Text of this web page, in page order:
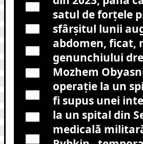
satul de forțele
sfârșitul lunii
abdomen, ficat,
genunchiului
Mozhem
operație la un
fi supus unei
la un spital din
medicală